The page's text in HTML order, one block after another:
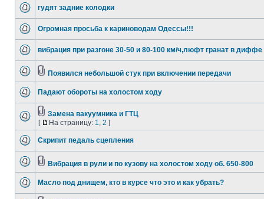
гудят задние колодки
Огромная просьба к кариноводам Одессы!!!
вибрация при разгоне 30-50 и 80-100 км/ч,люфт гранат в диффе
Появился небольшой стук при включении передачи
Падают обороты на холостом ходу
Замена вакуумника и ГТЦ
[
На страницу: 1, 2 ]
Скрипит педаль сцепления
Вибрация в рули и по кузову на холостом ходу об. 650-800
Масло под днищем, кто в курсе что это и как убрать?